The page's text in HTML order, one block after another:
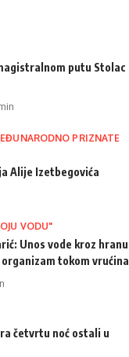
putu Stolac
PRIZNATE
Alije Izetbegovića
VODU"
Unos vode kroz hranu
tokom vrućina
četvrtu noć ostali u